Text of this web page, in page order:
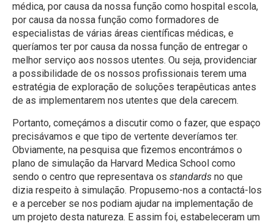
médica, por causa da nossa função como hospital escola,
por causa da nossa função como formadores de
especialistas de várias áreas científicas médicas, e
queríamos ter por causa da nossa função de entregar o
melhor serviço aos nossos utentes. Ou seja, providenciar
a possibilidade de os nossos profissionais terem uma
estratégia de exploração de soluções terapêuticas antes
de as implementarem nos utentes que dela carecem.
Portanto, começámos a discutir como o fazer, que espaço
precisávamos e que tipo de vertente deveríamos ter.
Obviamente, na pesquisa que fizemos encontrámos o
plano de simulação da Harvard Medica School como
sendo o centro que representava os standards no que
dizia respeito à simulação. Propusemo-nos a contactá-los
e a perceber se nos podiam ajudar na implementação de
um projeto desta natureza. E assim foi, estabeleceram um